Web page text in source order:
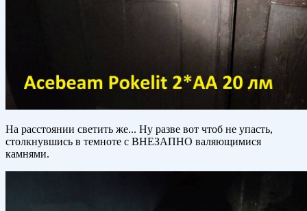
На расстоянии светить же... Ну разве вот чтоб не упасть,
столкнувшись в темноте с ВНЕЗАПНО валяющимися
камнями.